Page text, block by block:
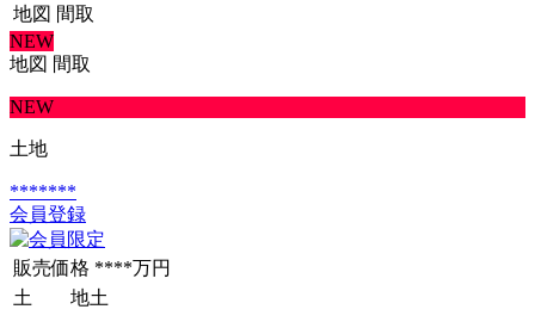
地図 間取
NEW
地図 間取
NEW
土地
*******
会員登録
販売価格 ****万円
土 地土